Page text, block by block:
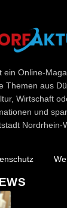
Aktuell
ein Online-
Themen aus
Wirtschaft
und
Nordrhein-